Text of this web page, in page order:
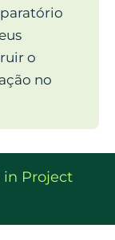
in Project
o
no